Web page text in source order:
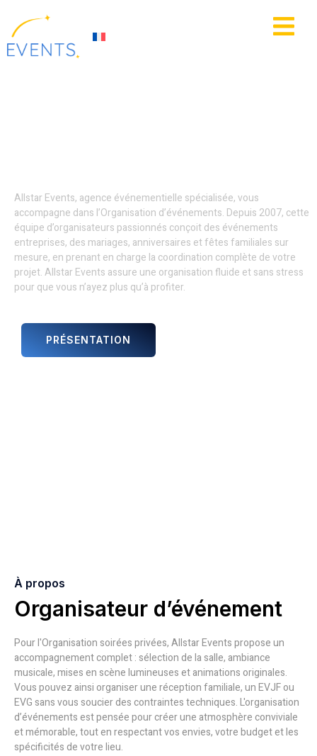
principal
Allstar Events, agence événementielle spécialisée, vous
accompagne dans l’Organisation d’événements. Depuis 2007, cette
équipe d’organisateurs passionnés conçoit des événements
entreprises, des mariages, anniversaires et fêtes familiales sur
mesure, en prenant en charge la coordination complète de votre
projet. Allstar Events assure une organisation fluide et sans stress
pour que vous n’ayez plus qu’à profiter.
PRÉSENTATION
À propos
Organisateur d’événement
Pour l'Organisation soirées privées, Allstar Events propose un
accompagnement complet : sélection de la salle, ambiance
musicale, mises en scène lumineuses et animations originales.
Vous pouvez ainsi organiser une réception familiale, un EVJF ou
EVG sans vous soucier des contraintes techniques. L'organisation
d’événements est pensée pour créer une atmosphère conviviale
et mémorable, tout en respectant vos envies, votre budget et les
spécificités de votre lieu.